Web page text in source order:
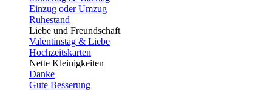
Einzug oder Umzug
Ruhestand
Liebe und Freundschaft
Valentinstag & Liebe
Hochzeitskarten
Nette Kleinigkeiten
Danke
Gute Besserung